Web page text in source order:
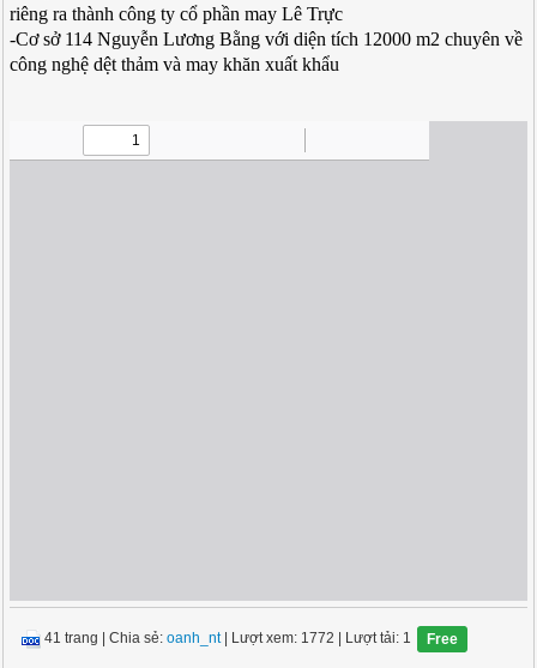
riêng ra thành công ty cổ phần may Lê Trực
-Cơ sở 114 Nguyễn Lương Bằng với diện tích 12000 m2 chuyên về
công nghệ dệt thảm và may khăn xuất khẩu
41 trang |Chia sẻ:oanh_nt| Lượt xem: 1772 | Lượt tải: 1 Free